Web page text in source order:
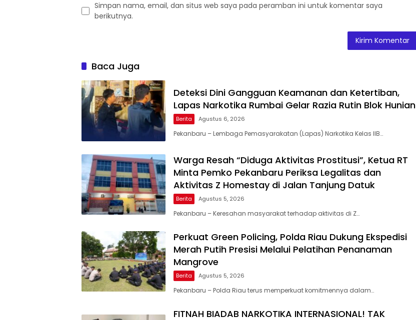
Simpan nama, email, dan situs web saya pada peramban ini untuk komentar saya
berikutnya.
Baca Juga
Deteksi Dini Gangguan Keamanan dan Ketertiban,
Lapas Narkotika Rumbai Gelar Razia Rutin Blok Hunian
Berita Agustus 6, 2026
Pekanbaru – Lembaga Pemasyarakatan (Lapas) Narkotika Kelas IIB…
Warga Resah “Diduga Aktivitas Prostitusi”, Ketua RT
Minta Pemko Pekanbaru Periksa Legalitas dan
Aktivitas Z Homestay di Jalan Tanjung Datuk
Berita Agustus 5, 2026
Pekanbaru – Keresahan masyarakat terhadap aktivitas di Z…
Perkuat Green Policing, Polda Riau Dukung Ekspedisi
Merah Putih Presisi Melalui Pelatihan Penanaman
Mangrove
Berita Agustus 5, 2026
Pekanbaru – Polda Riau terus memperkuat komitmennya dalam…
FITNAH BIADAB NARKOTIKA INTERNASIONAL! TAK